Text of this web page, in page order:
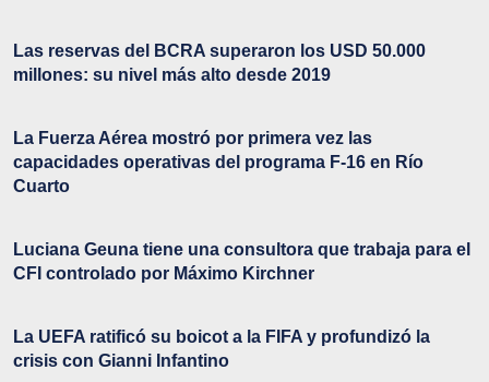
Las reservas del BCRA superaron los USD 50.000
millones: su nivel más alto desde 2019
La Fuerza Aérea mostró por primera vez las
capacidades operativas del programa F-16 en Río
Cuarto
Luciana Geuna tiene una consultora que trabaja para el
CFI controlado por Máximo Kirchner
La UEFA ratificó su boicot a la FIFA y profundizó la
crisis con Gianni Infantino